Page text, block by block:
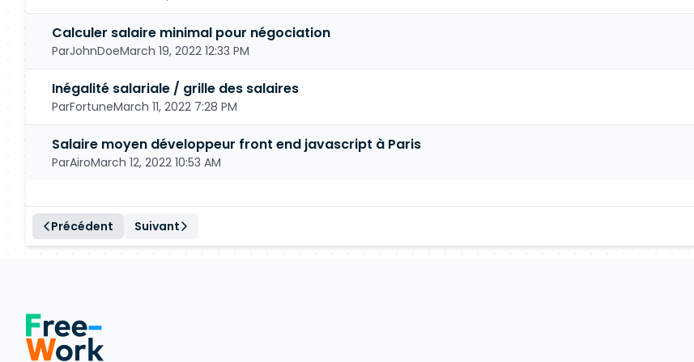
Calculer salaire minimal pour négociation
ParJohnDoeMarch 19, 2022 12:33 PM
Inégalité salariale / grille des salaires
ParFortuneMarch 11, 2022 7:28 PM
Salaire moyen développeur front end javascript à Paris
ParAiroMarch 12, 2022 10:53 AM
Précédent Suivant